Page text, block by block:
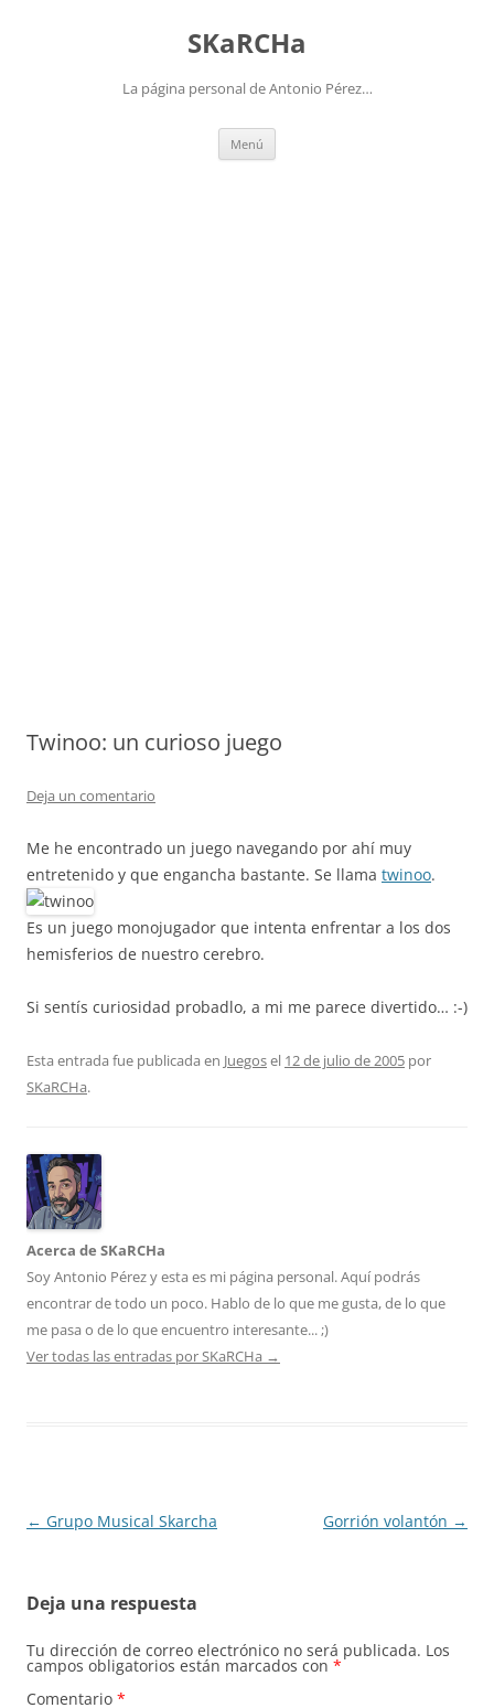
SKaRCHa
La página personal de Antonio Pérez…
Menú
Twinoo: un curioso juego
Deja un comentario
Me he encontrado un juego navegando por ahí muy
entretenido y que engancha bastante. Se llama twinoo.
Es un juego monojugador que intenta enfrentar a los dos
hemisferios de nuestro cerebro.
Si sentís curiosidad probadlo, a mi me parece divertido… :-)
Esta entrada fue publicada en Juegosel 12 de julio de 2005 por
SKaRCHa.
Acerca de SKaRCHa
Soy Antonio Pérez y esta es mi página personal. Aquí podrás
encontrar de todo un poco. Hablo de lo que me gusta, de lo que
me pasa o de lo que encuentro interesante... ;)
Ver todas las entradas por SKaRCHa →
Navegación
← Grupo Musical Skarcha Gorrión volantón →
Deja una respuesta
Tu dirección de correo electrónico no será publicada. Los
campos obligatorios están marcados con *
Comentario *